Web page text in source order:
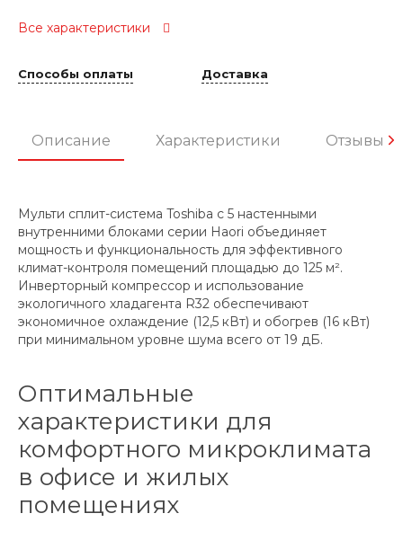
Все характеристики
Способы оплаты Доставка
Описание Характеристики Отзывы
Мульти сплит-система Toshiba с 5 настенными
внутренними блоками серии Haori объединяет
мощность и функциональность для эффективного
климат-контроля помещений площадью до 125 м².
Инверторный компрессор и использование
экологичного хладагента R32 обеспечивают
экономичное охлаждение (12,5 кВт) и обогрев (16 кВт)
при минимальном уровне шума всего от 19 дБ.
Оптимальные
характеристики для
комфортного микроклимата
в офисе и жилых
помещениях